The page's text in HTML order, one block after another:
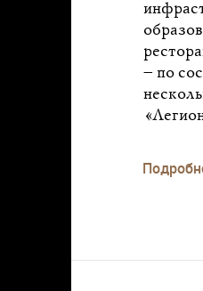
– по